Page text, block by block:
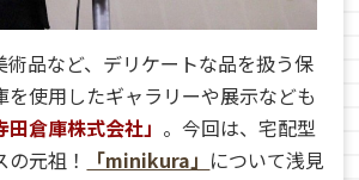
術品など、デリケートな品を扱う保
を使用したギャラリーや展示なども
田倉庫株式会社」 。今回は、宅配型
元祖！
「minikura」 について浅見